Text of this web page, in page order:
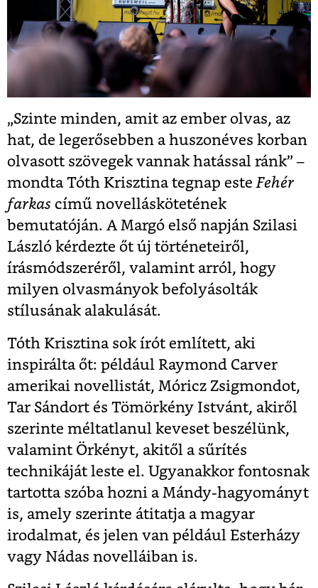
„Szinte minden, amit az ember olvas, az
hat, de legerősebben a huszonéves korban
olvasott szövegek vannak hatással ránk” –
mondta Tóth Krisztina tegnap este Fehér
farkas című novelláskötetének
bemutatóján. A Margó első napján Szilasi
László kérdezte őt új történeteiről,
írásmódszeréről, valamint arról, hogy
milyen olvasmányok befolyásolták
stílusának alakulását.
Tóth Krisztina sok írót említett, aki
inspirálta őt: például Raymond Carver
amerikai novellistát, Móricz Zsigmondot,
Tar Sándort és Tömörkény Istvánt, akiről
szerinte méltatlanul keveset beszélünk,
valamint Örkényt, akitől a sűrítés
technikáját leste el. Ugyanakkor fontosnak
tartotta szóba hozni a Mándy-hagyományt
is, amely szerinte átitatja a magyar
irodalmat, és jelen van például Esterházy
vagy Nádas novelláiban is.